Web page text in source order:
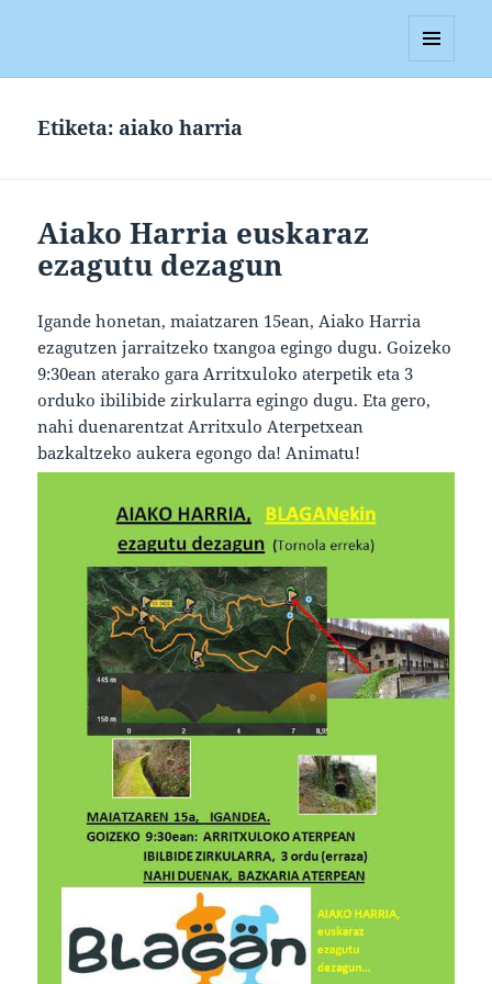
Etiketa:aiako harria
Aiako Harria euskaraz
ezagutu dezagun
Igande honetan, maiatzaren 15ean, Aiako Harria
ezagutzen jarraitzeko txangoa egingo dugu. Goizeko
9:30ean aterako gara Arritxuloko aterpetik eta 3
orduko ibilibide zirkularra egingo dugu. Eta gero,
nahi duenarentzat Arritxulo Aterpetxean
bazkaltzeko aukera egongo da! Animatu!